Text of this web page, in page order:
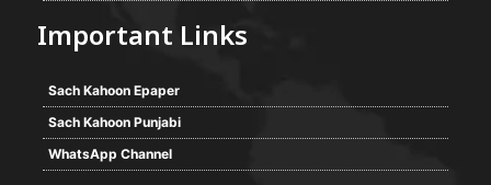
Important Links
Sach Kahoon Epaper
Sach Kahoon Punjabi
WhatsApp Channel